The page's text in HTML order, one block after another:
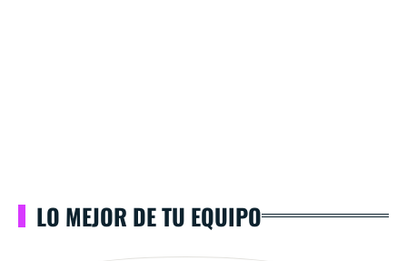
LO MEJOR DE TU EQUIPO